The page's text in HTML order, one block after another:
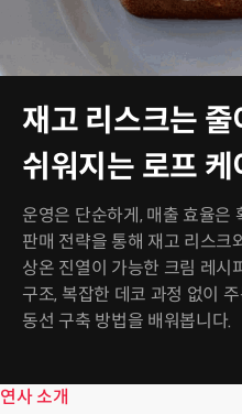
재고 리스크는
쉬워지는 로프 케
운영은 단순하게, 매출 효율은
판매 전략을 통해 재고 리스크
상온 진열이 가능한 크림 레시
구조, 복잡한 데코 과정 없이
동선 구축 방법을 배워봅니다.
연사 소개